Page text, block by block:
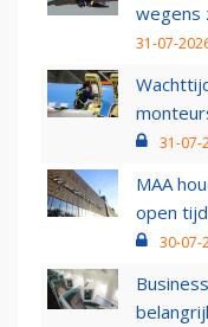
wegens
31-07-
31-07-
MAA
open
30-07-